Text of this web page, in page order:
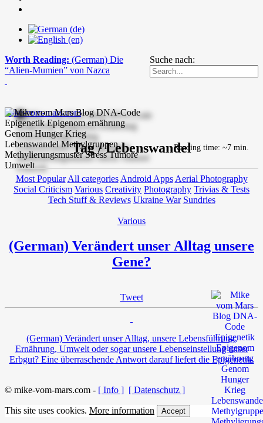
Suche nach:
Worth Reading: (German) Die
“Alien-Mumien” von Nazca
mike-vom-mars.com
Tag / Lebenswandel
Most Popular All categories Android Apps Aerial Photography
Social Criticism Various Creativity Photography Trivias & Tests
Tech Stuff & Reviews Ukraine War Sundries
Various
(German) Verändert unser Alltag unsere
Gene?
Tweet
Reading time: ~7 min.
(German) Verändert unser Alltag, unsere Lebensführung,
Ernährung, Umwelt oder sogar unsere Lebenseinstellung unser
Erbgut? Eine überraschende Antwort darauf liefert die Epigenetik.
© mike-vom-mars.com - [ Info ] [ Datenschutz ]
This site uses cookies. More information Accept